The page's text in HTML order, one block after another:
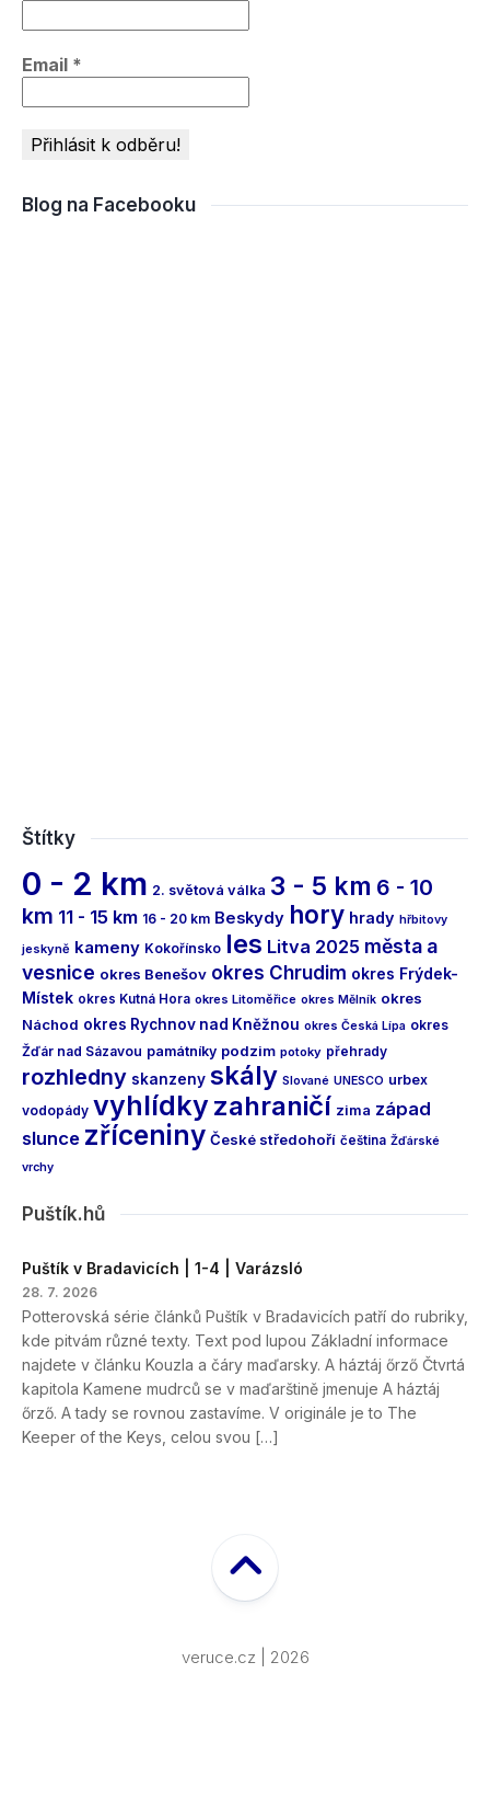
Email *
Blog na Facebooku
Štítky
0 - 2 km 2. světová válka 3 - 5 km 6 - 10
km 11 - 15 km 16 - 20 km Beskydy hory hrady hřbitovy
jeskyně kameny Kokořínsko les Litva 2025 města a
vesnice okres Benešov okres Chrudim okres Frýdek-
Místek okres Kutná Hora okres Litoměřice okres Mělník okres
Náchod okres Rychnov nad Kněžnou okres Česká Lípa okres
Žďár nad Sázavou památníky podzim potoky přehrady
rozhledny skanzeny skály Slované UNESCO urbex
vodopády vyhlídkyzahraničí zima západ
slunce zříceniny České středohoří čeština Žďárské
vrchy
Puštík.hů
Puštík v Bradavicích | 1-4 | Varázsló
28. 7. 2026
Potterovská série článků Puštík v Bradavicích patří do rubriky,
kde pitvám různé texty. Text pod lupou Základní informace
najdete v článku Kouzla a čáry maďarsky. A háztáj őrző Čtvrtá
kapitola Kamene mudrců se v maďarštině jmenuje A háztáj
őrző. A tady se rovnou zastavíme. V originále je to The
Keeper of the Keys, celou svou […]
veruce.cz | 2026